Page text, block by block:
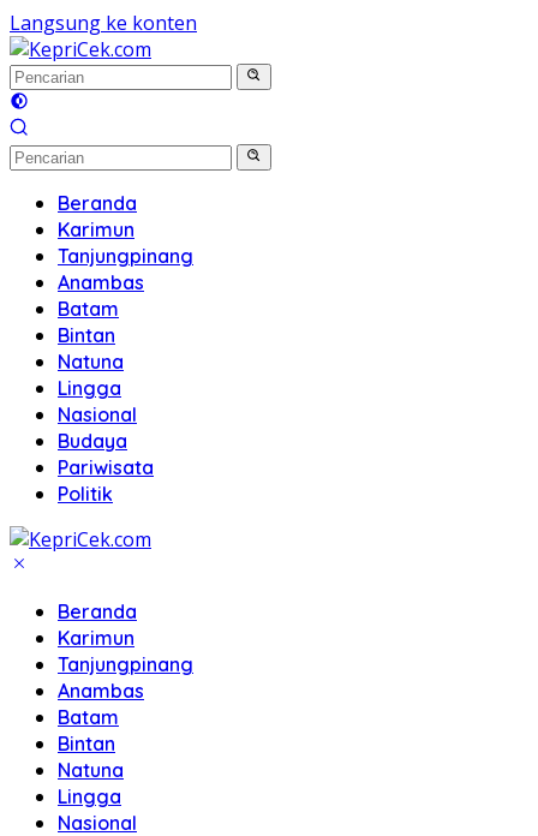
Langsung ke konten
Beranda
Karimun
Tanjungpinang
Anambas
Batam
Bintan
Natuna
Lingga
Nasional
Budaya
Pariwisata
Politik
Beranda
Karimun
Tanjungpinang
Anambas
Batam
Bintan
Natuna
Lingga
Nasional